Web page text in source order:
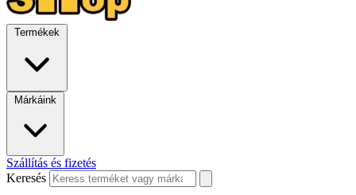
Termékek
Márkáink
Szállítás és fizetés
Keresés